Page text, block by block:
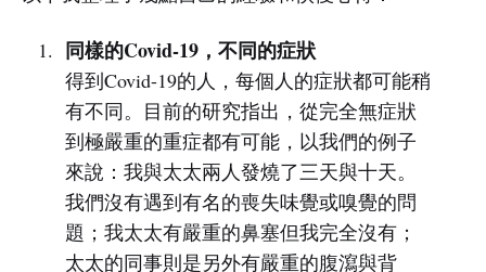
同樣的Covid-19，不同的症狀
得到Covid-19的人，每個人的症狀都可能稍
有不同。目前的研究指出，從完全無症狀
到極嚴重的重症都有可能，以我們的例子
來說：我與太太兩人發燒了三天與十天。
我們沒有遇到有名的喪失味覺或嗅覺的問
題；我太太有嚴重的鼻塞但我完全沒有；
太太的同事則是另外有嚴重的腹瀉與背